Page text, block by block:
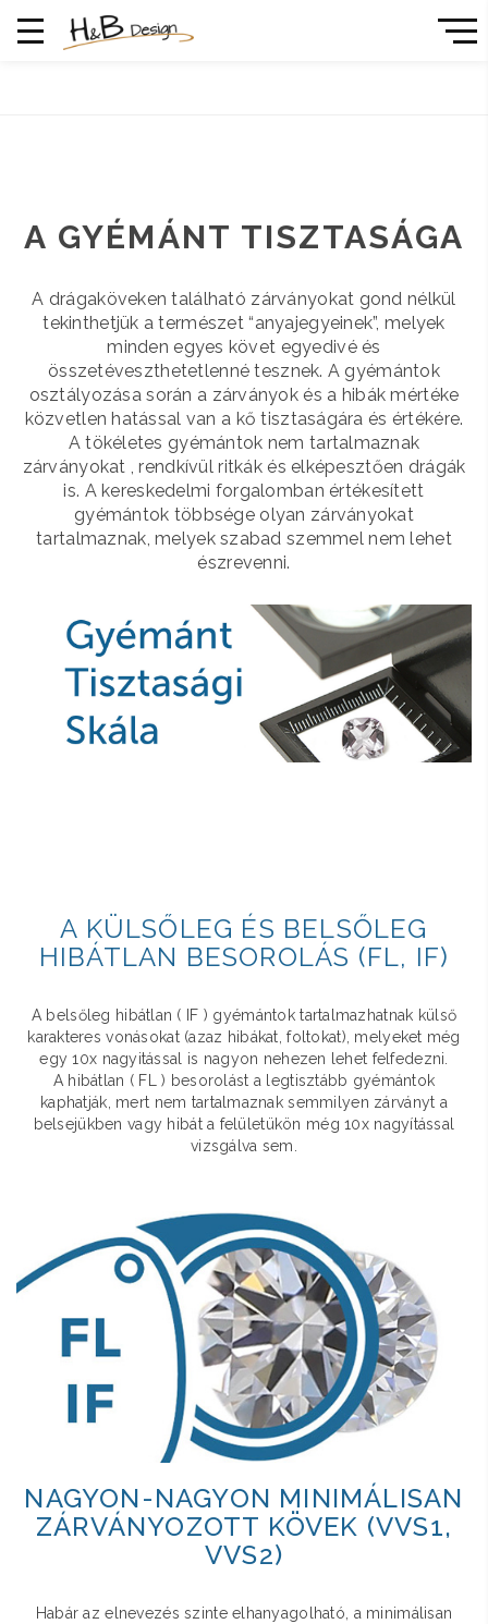
A GYÉMÁNT TISZTASÁGA
A drágaköveken található zárványokat gond nélkül
tekinthetjük a természet “anyajegyeinek”, melyek
minden egyes követ egyedivé és
összetéveszthetetlenné tesznek. A gyémántok
osztályozása során a zárványok és a hibák mértéke
közvetlen hatással van a kő tisztaságára és értékére.
A tökéletes gyémántok nem tartalmaznak
zárványokat , rendkívül ritkák és elképesztően drágák
is. A kereskedelmi forgalomban értékesített
gyémántok többsége olyan zárványokat
tartalmaznak, melyek szabad szemmel nem lehet
észrevenni.
A KÜLSŐLEG ÉS BELSŐLEG
HIBÁTLAN BESOROLÁS (FL, IF)
A belsőleg hibátlan ( IF ) gyémántok tartalmazhatnak külső
karakteres vonásokat (azaz hibákat, foltokat), melyeket még
egy 10x nagyitással is nagyon nehezen lehet felfedezni.
A hibátlan ( FL ) besorolást a legtisztább gyémántok
kaphatják, mert nem tartalmaznak semmilyen zárványt a
belsejükben vagy hibát a felületükön még 10x nagyítással
vizsgálva sem.
NAGYON-NAGYON MINIMÁLISAN
ZÁRVÁNYOZOTT KÖVEK (VVS1,
VVS2)
Habár az elnevezés szinte elhanyagolható, a minimálisan